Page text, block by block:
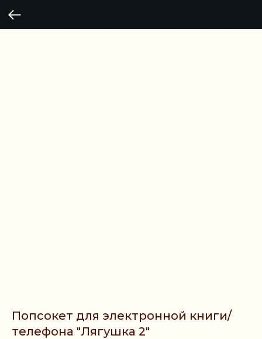
Попсокет для электронной книги/
телефона "Лягушка 2"